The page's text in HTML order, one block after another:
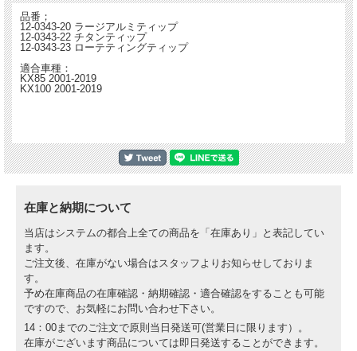
品番；
12-0343-20 ラージアルミティップ
12-0343-22 チタンティップ
12-0343-23 ローテティングティップ
適合車種：
KX85 2001-2019
KX100 2001-2019
在庫と納期について
当店はシステムの都合上全ての商品を「在庫あり」と表記してい
ます。
ご注文後、在庫がない場合はスタッフよりお知らせしておりま
す。
予め在庫商品の在庫確認・納期確認・適合確認をすることも可能
ですので、お気軽にお問い合わせ下さい。
14：00までのご注文で原則当日発送可(営業日に限ります）。
在庫がございます商品については即日発送することができます。